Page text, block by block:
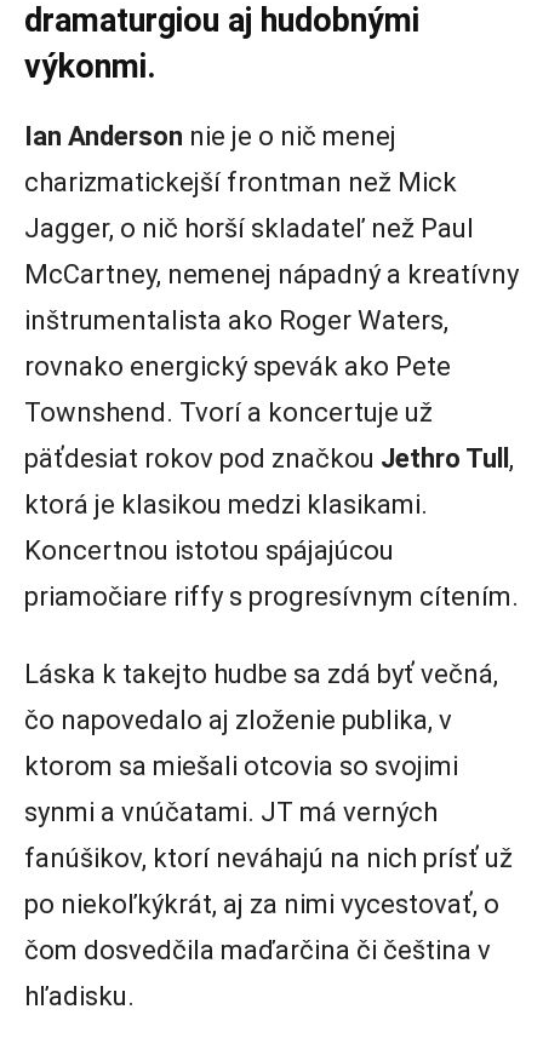
dramaturgiou aj hudobnými
výkonmi.
Ian Anderson nie je o nič menej
charizmatickejší frontman než Mick
Jagger, o nič horší skladateľ než Paul
McCartney, nemenej nápadný a kreatívny
inštrumentalista ako Roger Waters,
rovnako energický spevák ako Pete
Townshend. Tvorí a koncertuje už
päťdesiat rokov pod značkou Jethro Tull ,
ktorá je klasikou medzi klasikami.
Koncertnou istotou spájajúcou
priamočiare riffy s progresívnym cítením.
Láska k takejto hudbe sa zdá byť večná,
čo napovedalo aj zloženie publika, v
ktorom sa miešali otcovia so svojimi
synmi a vnúčatami. JT má verných
fanúšikov, ktorí neváhajú na nich prísť už
po niekoľkýkrát, aj za nimi vycestovať, o
čom dosvedčila maďarčina či čeština v
hľadisku.